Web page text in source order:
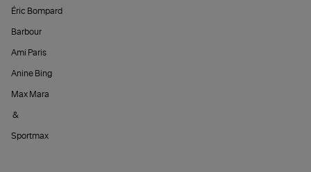
Éric Bompard
Barbour
Ami Paris
Anine Bing
Max Mara
&
Sportmax